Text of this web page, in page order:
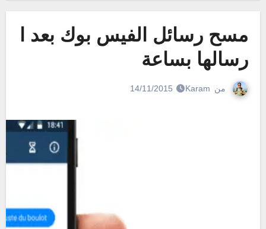
مسح رسائل الفيس بوك بعد ا
رسالها بساعة
من Karam
14/11/2015